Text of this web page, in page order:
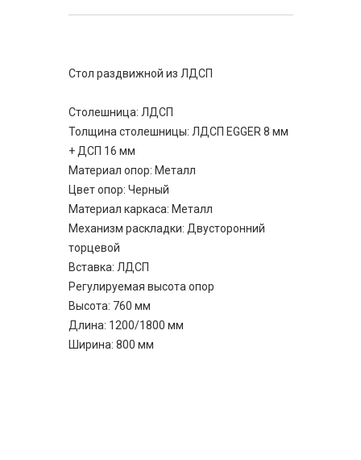
Стол раздвижной из ЛДСП
Столешница: ЛДСП
Толщина столешницы: ЛДСП EGGER 8 мм
+ ДСП 16 мм
Материал опор: Металл
Цвет опор: Черный
Материал каркаса: Металл
Механизм раскладки: Двусторонний
торцевой
Вставка: ЛДСП
Регулируемая высота опор
Высота: 760 мм
Длина: 1200/1800 мм
Ширина: 800 мм